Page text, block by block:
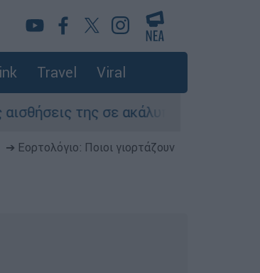
Travel Viral
της σε ακάλυπτο
➔ Εορτολόγιο: Ποιοι γιορτάζουν